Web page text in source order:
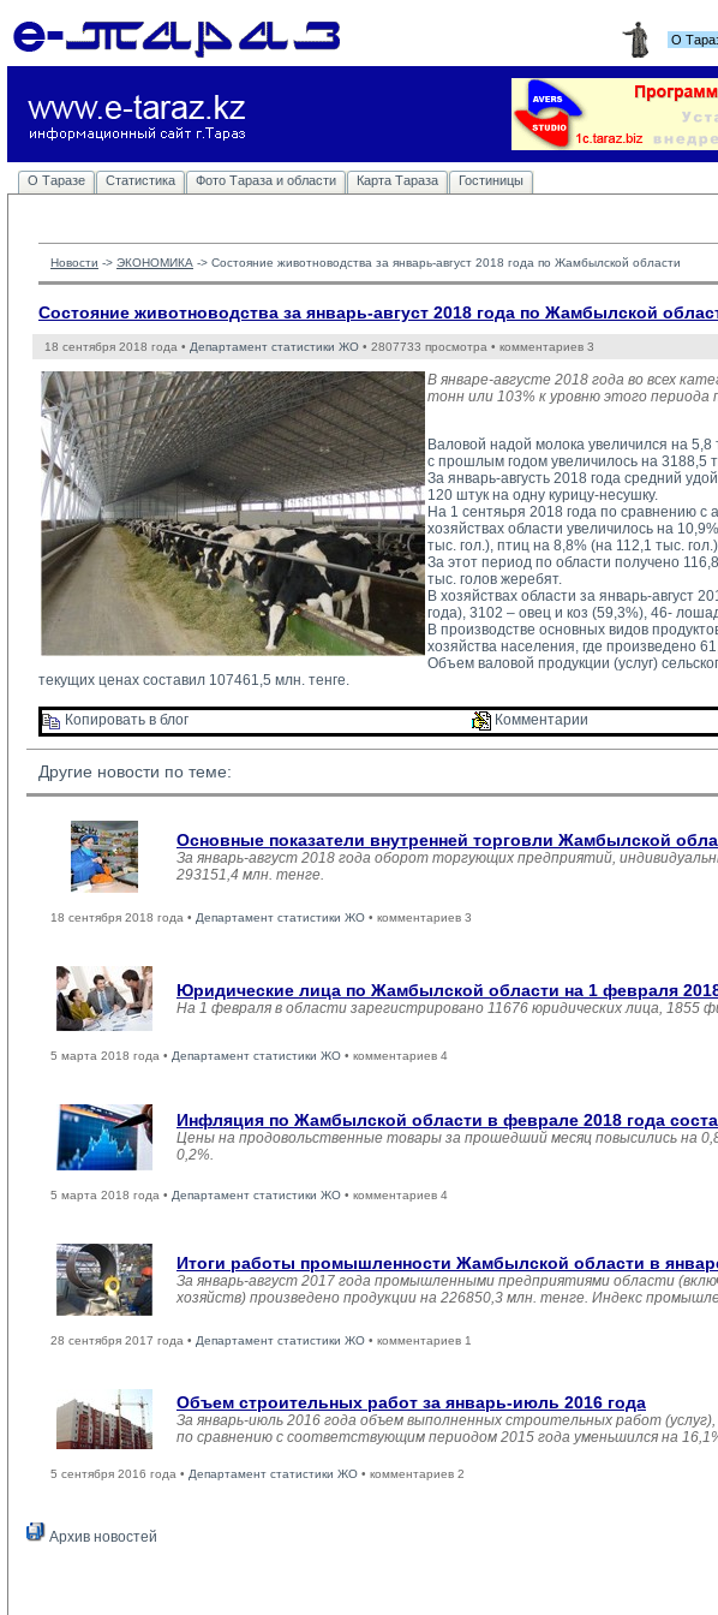
О
О Таразе Статистика Фото Тараза и области Карта Тараза Гостиницы
Новости -> ЭКОНОМИКА -> Состояние животноводства за январь-август 2018 года по Жамбылской области
Состояние животноводства за январь-август 2018 года по Жамбылской
18 сентября 2018 года • Департамент статистики ЖО • 2807733 просмотра • комментариев 3
В январе-августе 2018 года во всех
тонн или 103% к уровню этого периода
Валовой надой молока увеличился на
с прошлым годом увеличилось на 3188,5
За январь-августь 2018 года средний
120 штук на одну курицу-несушку.
На 1 сентяьря 2018 года по сравнению с
хозяйствах области увеличилось на
тыс. гол.), птиц на 8,8% (на 112,1 тыс.
За этот период по области получено
тыс. голов жеребят.
В хозяйствах области за январь-август
года), 3102 – овец и коз (59,3%), 46-
В производстве основных видов
хозяйства населения, где произведено
Объем валовой продукции (услуг)
текущих ценах составил 107461,5 млн. тенге.
Копировать в блог Комментарии
Другие новости по теме:
Основные показатели внутренней торговли Жамбылской
За январь-август 2018 года оборот торгующих предприятий,
293151,4 млн. тенге.
18 сентября 2018 года • Департамент статистики ЖО • комментариев 3
Юридические лица по Жамбылской области на 1 февраля
На 1 февраля в области зарегистрировано 11676 юридических лица, 1855
5 марта 2018 года • Департамент статистики ЖО • комментариев 4
Инфляция по Жамбылской области в феврале 2018 года
Цены на продовольственные товары за прошедший месяц повысились на
0,2%.
5 марта 2018 года • Департамент статистики ЖО • комментариев 4
Итоги работы промышленности Жамбылской области в
За январь-август 2017 года промышленными предприятиями области
хозяйств) произведено продукции на 226850,3 млн. тенге. Индекс
28 сентября 2017 года • Департамент статистики ЖО • комментариев 1
Объем строительных работ за январь-июль 2016 года
За январь-июль 2016 года объем выполненных строительных работ
по сравнению с соответствующим периодом 2015 года уменьшился на
5 сентября 2016 года • Департамент статистики ЖО • комментариев 2
Архив новостей